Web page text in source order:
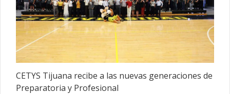
CETYS Tijuana recibe a las nuevas generaciones de
Preparatoria y Profesional